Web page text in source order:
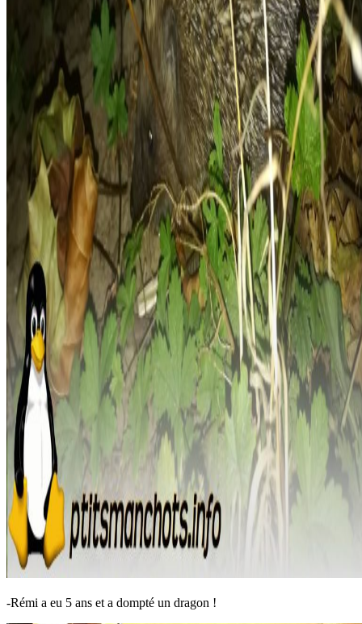
-Rémi a eu 5 ans et a dompté un dragon !